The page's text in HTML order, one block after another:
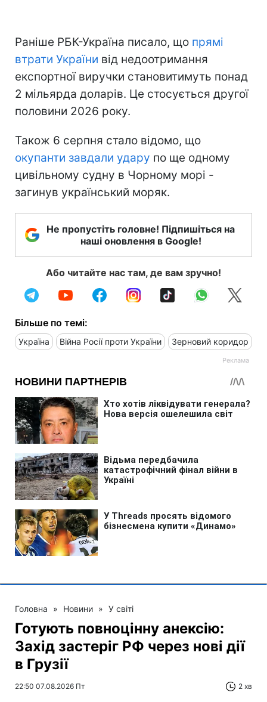
Раніше РБК-Україна писало, що прямі
втрати України від недоотримання
експортної виручки становитимуть понад
2 мільярда доларів. Це стосується другої
половини 2026 року.
Також 6 серпня стало відомо, що
окупанти завдали удару по ще одному
цивільному судну в Чорному морі -
загинув український моряк.
Не пропустіть головне! Підпишіться на
наші оновлення в Google!
Або читайте нас там, де вам зручно!
Більше по темі:
Україна Війна Росії проти України Зерновий коридор
Головна » Новини » У світі
Готують повноцінну анексію:
Захід застеріг РФ через нові дії
в Грузії
22:50 07.08.2026 Пт 2 хв